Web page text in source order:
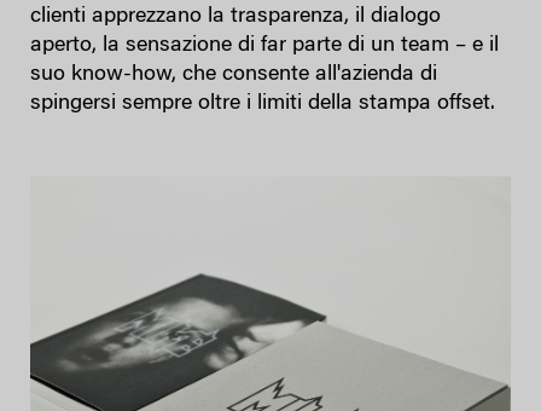
clienti apprezzano la trasparenza, il dialogo
aperto, la sensazione di far parte di un team – e il
suo know-how, che consente all'azienda di
spingersi sempre oltre i limiti della stampa offset.